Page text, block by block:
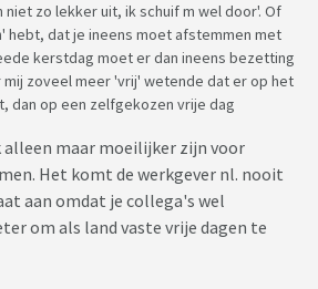
zo lekker uit, ik schuif m wel door'. Of
hebt, dat je ineens moet afstemmen met
kerstdag moet er dan ineens bezetting
mij zoveel meer 'vrij' wetende dat er op het
dan op een zelfgekozen vrije dag
alleen maar moeilijker zijn voor
Het komt de werkgever nl. nooit
aan omdat je collega's wel
om als land vaste vrije dagen te